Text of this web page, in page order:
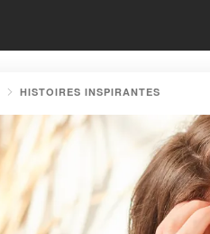
HISTOIRES INSPIRANTES